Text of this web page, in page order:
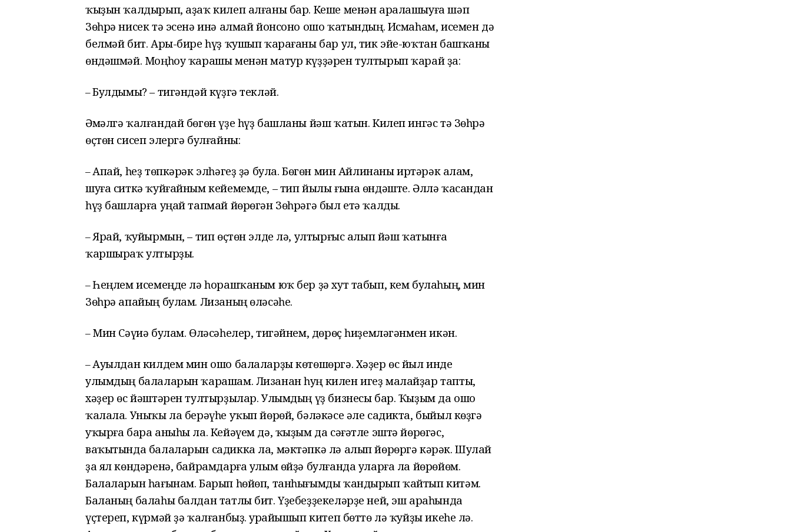
ҡыҙын ҡалдырып, аҙаҡ килеп алғаны бар. Кеше менән аралашыуға шәп
Зөһрә нисек тә эсенә инә алмай йонсоно ошо ҡатындың. Исмаһам, исемен дә
белмәй бит. Ары-бире һүҙ ҡушып ҡарағаны бар ул, тик эйе-юҡтан башҡаны
өндәшмәй. Моңһоу ҡарашы менән матур күҙҙәрен тултырып ҡарай ҙа:
–Булдымы? – тигәндәй күҙгә текләй.
Әмәлгә ҡалғандай бөгөн үҙе һүҙ башланы йәш ҡатын. Килеп ингәс тә Зөһрә
өҫтөн сисеп элергә булғайны:
–Апай, һеҙ төпкәрәк элһәгеҙ ҙә була. Бөгөн мин Айлинаны иртәрәк алам,
шуға ситкә ҡуйғайным кейемемде, – тип йылы ғына өндәште. Әллә ҡасандан
һүҙ башларға уңай тапмай йөрөгән Зөһрәгә был етә ҡалды.
–Ярай, ҡуйырмын, – тип өҫтөн элде лә, ултырғыс алып йәш ҡатынға
ҡаршыраҡ ултырҙы.
–Һеңлем исемеңде лә һорашҡаным юҡ бер ҙә хут табып, кем булаһың, мин
Зөһрә апайың булам. Лизаның өләсәһе.
–Мин Сәүиә булам. Өләсәһелер, тигәйнем, дөрөҫ һиҙемләгәнмен икән.
–Ауылдан килдем мин ошо балаларҙы көтөшөргә. Хәҙер өс йыл инде
улымдың балаларын ҡарашам. Лизанан һуң килен игеҙ малайҙар тапты,
хәҙер өс йәштәрен тултырҙылар. Улымдың үҙ бизнесы бар. Ҡыҙым да ошо
ҡалала. Уныҡы ла берәүһе уҡып йөрөй, бәләкәсе әле садикта, быйыл көҙгә
уҡырға бара аныһы ла. Кейәүем дә, ҡыҙым да сәғәтле эштә йөрөгәс,
ваҡытында балаларын садикка ла, мәктәпкә лә алып йөрөргә кәрәк. Шулай
ҙа ял көндәренә, байрамдарға улым өйҙә булғанда уларға ла йөрөйөм.
Балаларын һағынам. Барып һөйөп, танһығымды ҡандырып ҡайтып китәм.
Баланың балаһы балдан татлы бит. Үҙебеҙҙекеләрҙе ней, эш араһында
үҫтереп, күрмәй ҙә ҡалғанбыҙ. Ҙурайышып китеп бөттө лә ҡуйҙы икеһе лә.